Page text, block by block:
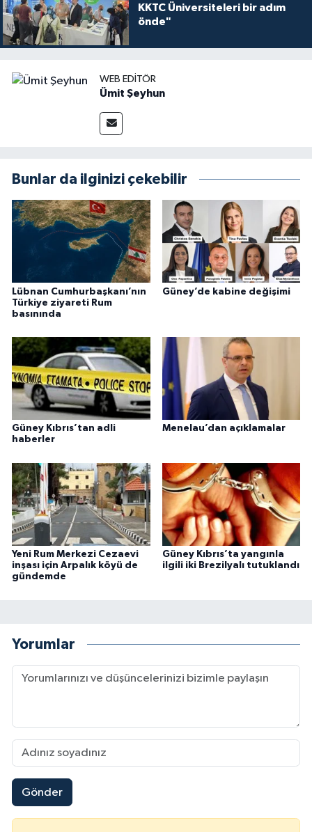
KKTC Üniversiteleri bir adım
önde"
WEB EDITÖR
Ümit Şeyhun
Bunlar da ilginizi çekebilir
Lübnan Cumhurbaşkanı’nın
Türkiye ziyareti Rum
basınında
Güney’de kabine değişimi
Güney Kıbrıs’tan adli
haberler
Menelau’dan açıklamalar
Yeni Rum Merkezi Cezaevi
inşası için Arpalık köyü de
gündemde
Güney Kıbrıs’ta yangınla
ilgili iki Brezilyalı tutuklandı
Yorumlar
Gönder